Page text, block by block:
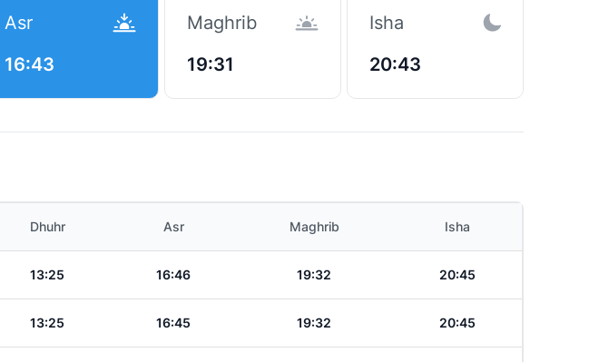
Asr
16:43
Maghrib
19:31
Isha
20:43
Dhuhr Asr Maghrib Isha
13:25 16:46 19:32 20:45
13:25 16:45 19:32 20:45